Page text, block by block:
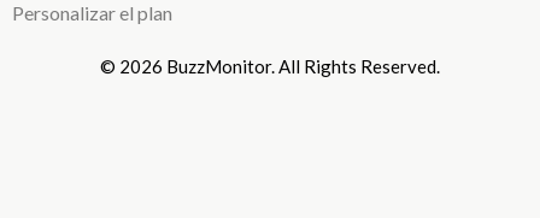
Personalizar el plan
© 2026 BuzzMonitor. All Rights Reserved.